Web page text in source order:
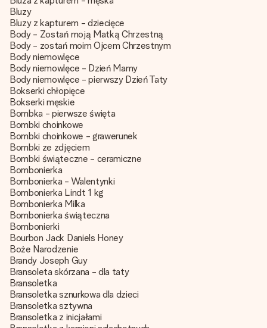
Bluzy
Bluzy z kapturem - dziecięce
Body - Zostań moją Matką Chrzestną
Body - zostań moim Ojcem Chrzestnym
Body niemowlęce
Body niemowlęce - Dzień Mamy
Body niemowlęce - pierwszy Dzień Taty
Bokserki chłopięce
Bokserki męskie
Bombka - pierwsze święta
Bombki choinkowe
Bombki choinkowe - grawerunek
Bombki ze zdjęciem
Bombki świąteczne - ceramiczne
Bombonierka
Bombonierka - Walentynki
Bombonierka Lindt 1 kg
Bombonierka Milka
Bombonierka świąteczna
Bombonierki
Bourbon Jack Daniels Honey
Boże Narodzenie
Brandy Joseph Guy
Bransoleta skórzana - dla taty
Bransoletka
Bransoletka sznurkowa dla dzieci
Bransoletka sztywna
Bransoletka z inicjałami